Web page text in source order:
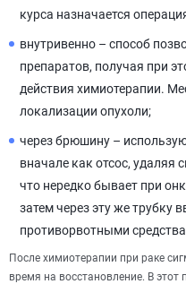
курса назначается
внутривенно – способ
препаратов, получая при
действия химиотерапии.
локализации опухоли;
через брюшину –
вначале как отсос,
что нередко бывает при
затем через эту же трубку
противорвотными
После химиотерапии при раке
время на восстановление. В